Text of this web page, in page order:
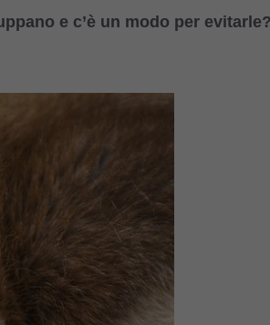
e c’è un modo per